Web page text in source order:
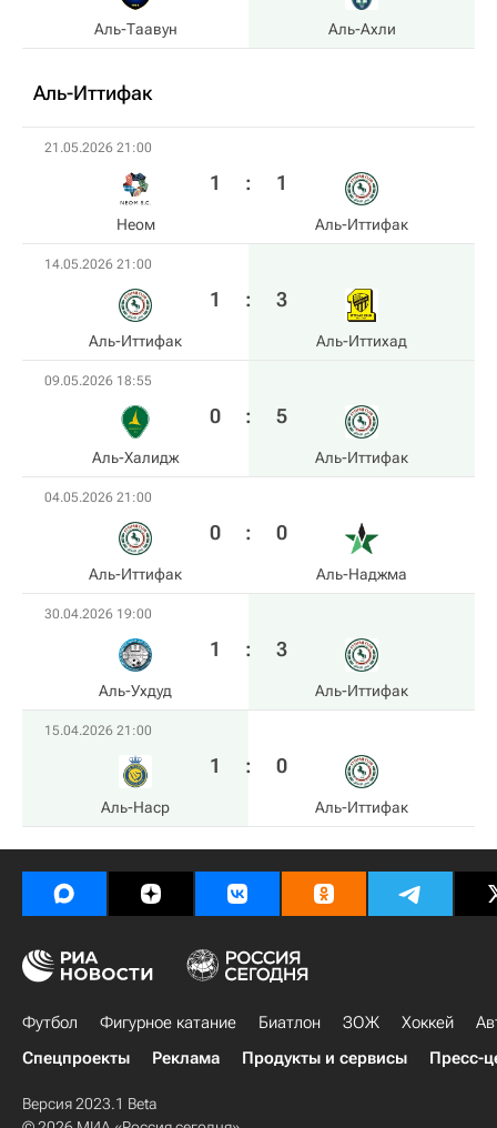
Аль-Таавун Аль-Ахли
Аль-Иттифак
21.05.2026 21:00
Неом
1 : 1
Аль-Иттифак
14.05.2026 21:00
Аль-Иттифак
1 : 3
Аль-Иттихад
09.05.2026 18:55
Аль-Халидж
0 : 5
Аль-Иттифак
04.05.2026 21:00
Аль-Иттифак
0 : 0
Аль-Наджма
30.04.2026 19:00
Аль-Ухдуд
1 : 3
Аль-Иттифак
15.04.2026 21:00
Аль-Наср
1 : 0
Аль-Иттифак
Футбол Фигурное катание Биатлон ЗОЖ Хоккей
Спецпроекты
Реклама Продукты и сервисы Пресс-
Версия 2023.1 Beta